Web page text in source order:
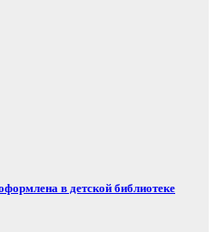
в детской библиотеке